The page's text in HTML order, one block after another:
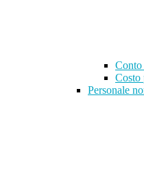
Conto
Costo
Personale